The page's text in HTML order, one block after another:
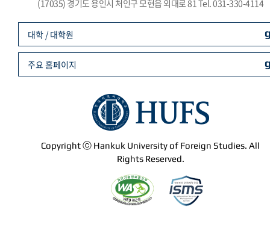
(17035) 경기도 용인시 처인구 모현읍 외대로 81 Tel. 031-330-4114
Copyright ⓒ Hankuk University of Foreign Studies. All
Rights Reserved.
대학 / 대학원
주요 홈페이지